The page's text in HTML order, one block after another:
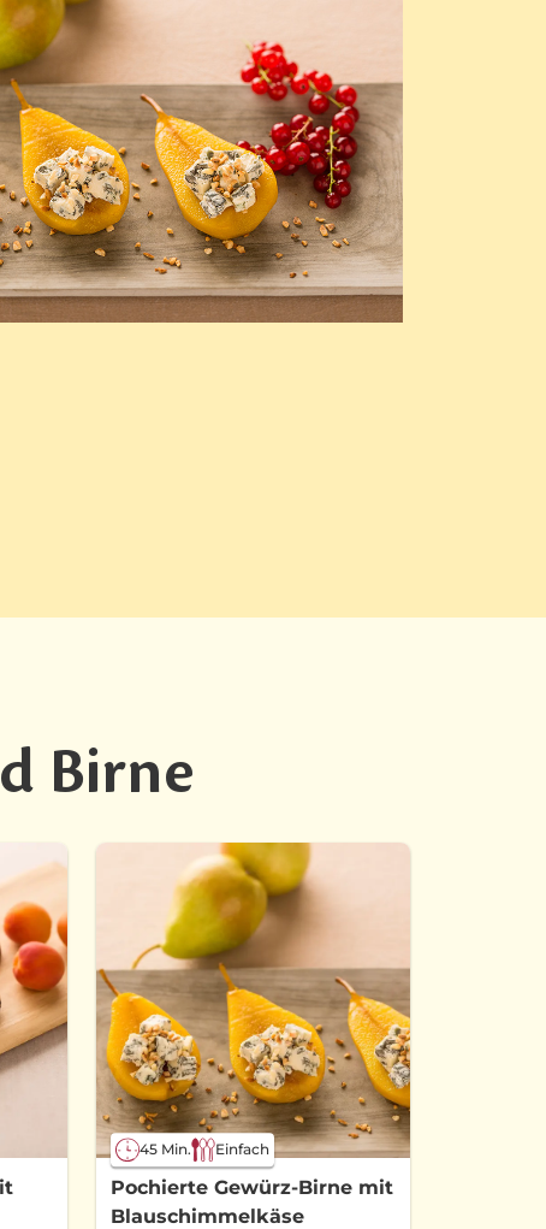
Birne
45 Min. Einfach
Pochierte Gewürz-Birne mit
Blauschimmelkäse